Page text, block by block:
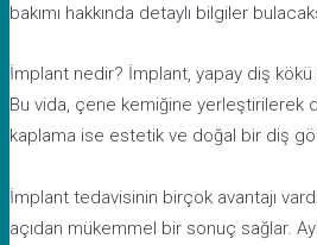
bakımı hakkında detaylı bilgiler
İmplant nedir? İmplant, yapay diş
Bu vida, çene kemiğine yerleştirilerek
kaplama ise estetik ve doğal bir diş
İmplant tedavisinin birçok avantajı
açıdan mükemmel bir sonuç sağlar.